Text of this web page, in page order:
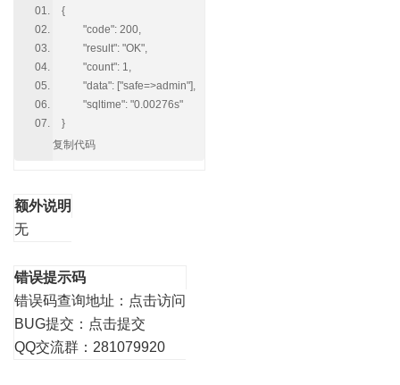
{
"code": 200,
"result": "OK",
"count": 1,
"data": ["safe=>admin"],
"sqltime": "0.00276s"
}
复制代码
额外说明
无
错误提示码
错误码查询地址： 点击访问
BUG提交： 点击提交
QQ交流群：281079920